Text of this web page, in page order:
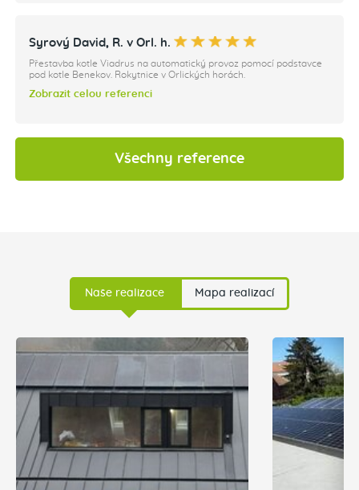
Syrový David, R. v Orl. h.
Přestavba kotle Viadrus na automatický provoz pomocí podstavce
pod kotle Benekov. Rokytnice v Orlických horách.
Zobrazit celou referenci
Všechny reference
Naše realizace Mapa realizací